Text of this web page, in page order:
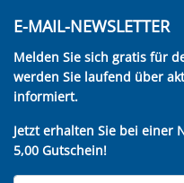
E-MAIL-NEWSLETTER
Melden Sie sich gratis für
werden Sie laufend über
informiert.
Jetzt erhalten Sie bei einer
5,00 Gutschein!